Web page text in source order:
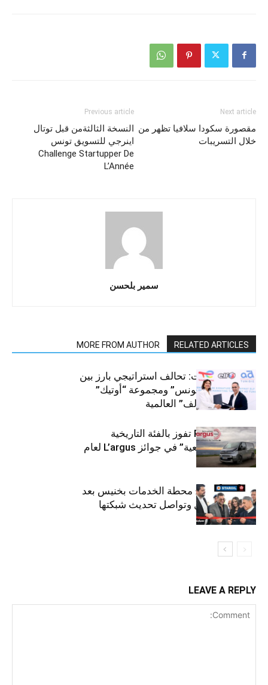
Previous article
النسخة الثالثةمن قبل توتال
اينرجي للتسويق تونس
Challenge Startupper De
L’Année
Next article
مقصورة سكودا سلافيا تظهر من
خلال التسريبات
سمير بلحسن
RELATED ARTICLES
MORE FROM AUTHOR
قطاع السيارات: تحالف استراتيجي بارز بين
“توتال إنرجيز تونس” ومجموعة “أوتيك”
لتوزيع زيوت “إلف” العالمية
كيا PV5 Cargo تفوز بالفئة التاريخية
“للمركبات النفعية” في جوائز L’argus لعام
2026
ستارأويل تفتتح محطة الخدمات بخنيس بعد
تجديدهابالكامل وتواصل تحديث شبكتها
LEAVE A REPLY